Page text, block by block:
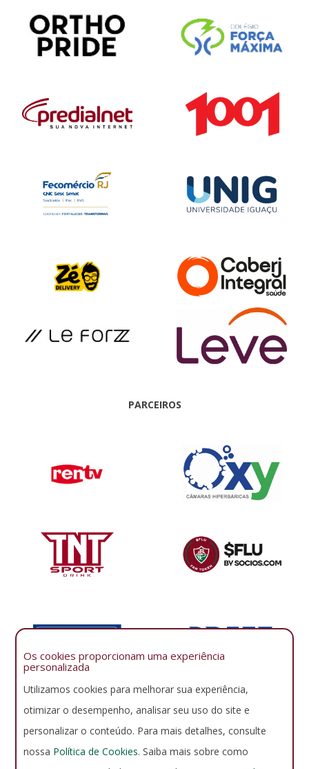
PARCEIROS
Os cookies proporcionam uma experiência
personalizada
Utilizamos cookies para melhorar sua experiência,
otimizar o desempenho, analisar seu uso do site e
personalizar o conteúdo. Para mais detalhes, consulte
nossa Política de Cookies. Saiba mais sobre como